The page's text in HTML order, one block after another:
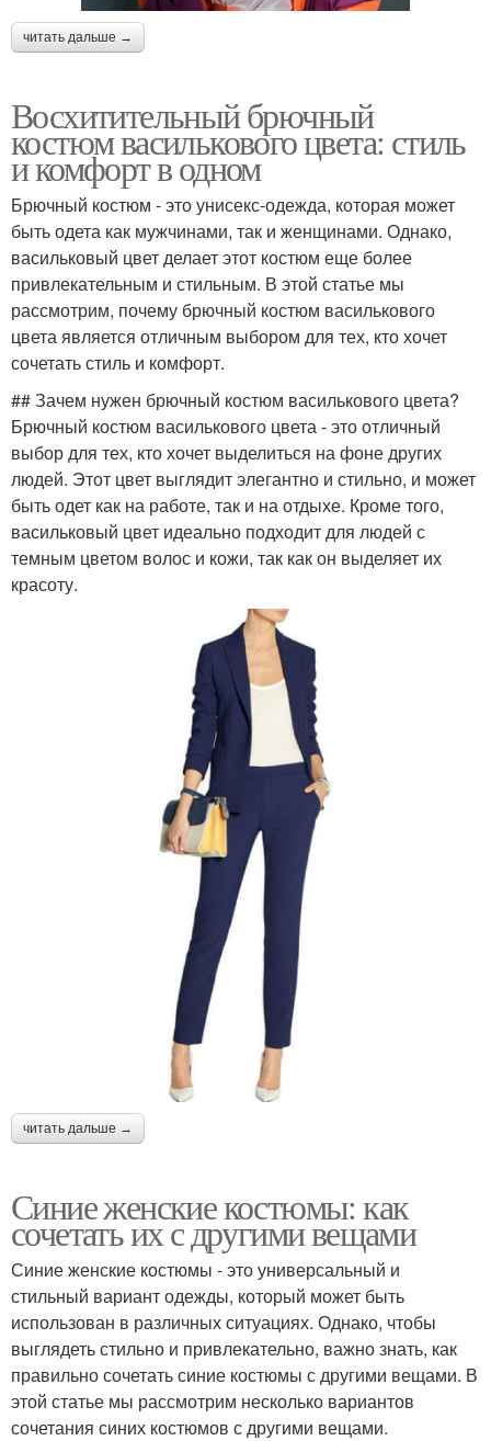
читать дальше →
Восхитительный брючный
костюм василькового цвета: стиль
и комфорт в одном
Брючный костюм - это унисекс-одежда, которая может
быть одета как мужчинами, так и женщинами. Однако,
васильковый цвет делает этот костюм еще более
привлекательным и стильным. В этой статье мы
рассмотрим, почему брючный костюм василькового
цвета является отличным выбором для тех, кто хочет
сочетать стиль и комфорт.
## Зачем нужен брючный костюм василькового цвета?
Брючный костюм василькового цвета - это отличный
выбор для тех, кто хочет выделиться на фоне других
людей. Этот цвет выглядит элегантно и стильно, и может
быть одет как на работе, так и на отдыхе. Кроме того,
васильковый цвет идеально подходит для людей с
темным цветом волос и кожи, так как он выделяет их
красоту.
читать дальше →
Синие женские костюмы: как
сочетать их с другими вещами
Синие женские костюмы - это универсальный и
стильный вариант одежды, который может быть
использован в различных ситуациях. Однако, чтобы
выглядеть стильно и привлекательно, важно знать, как
правильно сочетать синие костюмы с другими вещами. В
этой статье мы рассмотрим несколько вариантов
сочетания синих костюмов с другими вещами.